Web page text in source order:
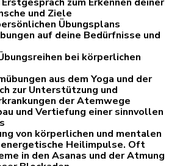
und Ziele
Übungsplans
auf deine Bedürfnisse und
bei körperlichen
aus dem Yoga und der
zur Unterstützung und
der Atemwege
und Vertiefung einer sinnvollen
von körperlichen und mentalen
Heilimpulse. Oft
in den Asanas und der Atmung